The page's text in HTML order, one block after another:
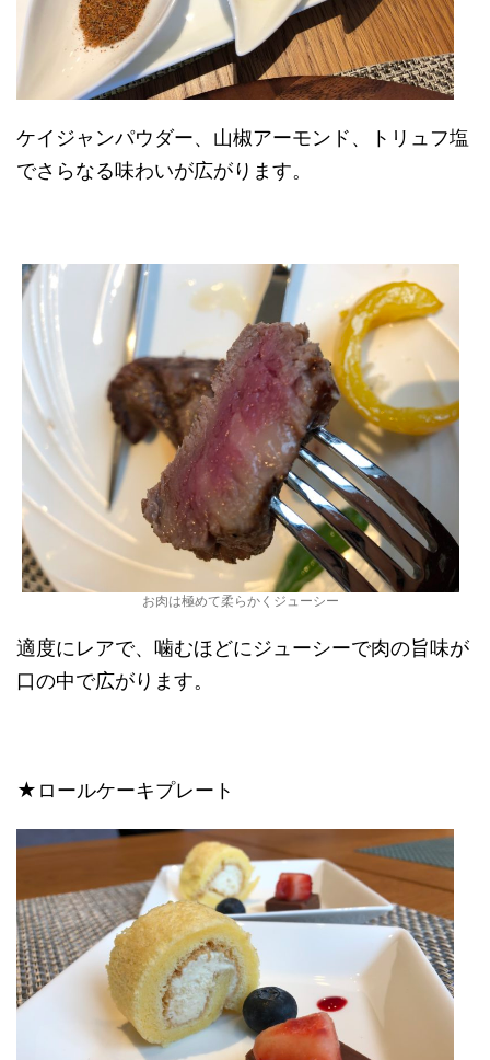
ケイジャンパウダー、山椒アーモンド、トリュフ塩
でさらなる味わいが広がります。
お肉は極めて柔らかくジューシー
適度にレアで、噛むほどにジューシーで肉の旨味が
口の中で広がります。
★ロールケーキプレート